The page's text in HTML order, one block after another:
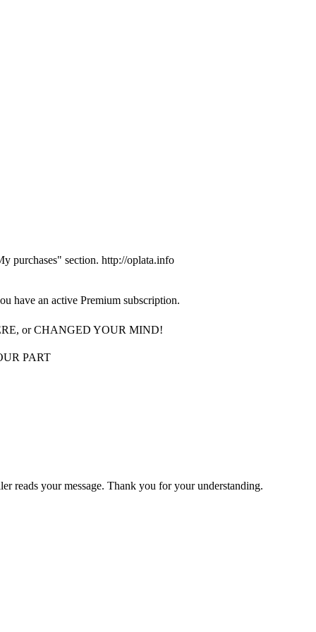
purchases" section. http://oplata.info
have an active Premium subscription.
or CHANGED YOUR MIND!
PART
reads your message. Thank you for your understanding.